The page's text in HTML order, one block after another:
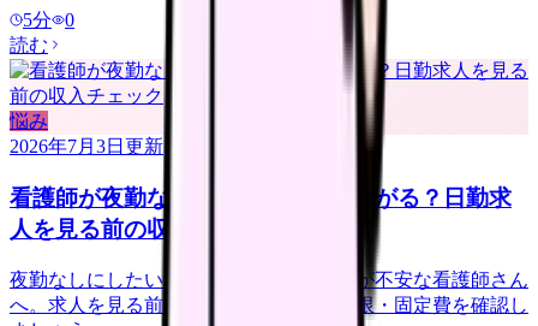
5分
0
読む
悩み
2026年7月3日 更新
看護師が夜勤なしにすると給料は下がる？日勤求
人を見る前の収入チェック
夜勤なしにしたいけれど給料が下がるのが不安な看護師さん
へ。求人を見る前に、夜勤手当・年収下限・固定費を確認し